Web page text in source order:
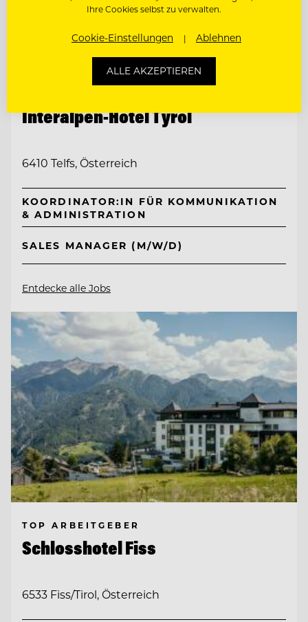
Interalpen-Hotel Tyrol
6410 Telfs, Österreich
KOORDINATOR:IN FÜR KOMMUNIKATION
& ADMINISTRATION
SALES MANAGER (M/W/D)
Entdecke alle Jobs
TOP ARBEITGEBER
Schlosshotel Fiss
6533 Fiss/Tirol, Österreich
Ihre Cookies selbst zu verwalten.
Cookie-Einstellungen Ablehnen
ALLE AKZEPTIEREN